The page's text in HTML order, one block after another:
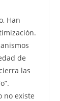
Han
de
las
no existe